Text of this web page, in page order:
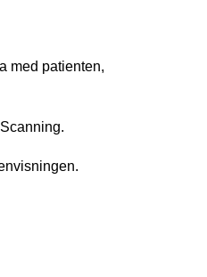
med patienten,